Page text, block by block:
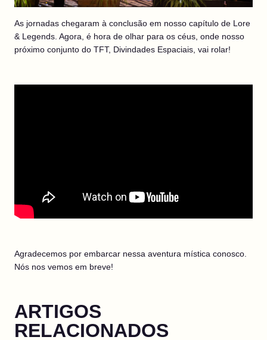
As jornadas chegaram à conclusão em nosso capítulo de Lore
& Legends. Agora, é hora de olhar para os céus, onde nosso
próximo conjunto do TFT, Divindades Espaciais, vai rolar!
Agradecemos por embarcar nessa aventura mística conosco.
Nós nos vemos em breve!
ARTIGOS
RELACIONADOS